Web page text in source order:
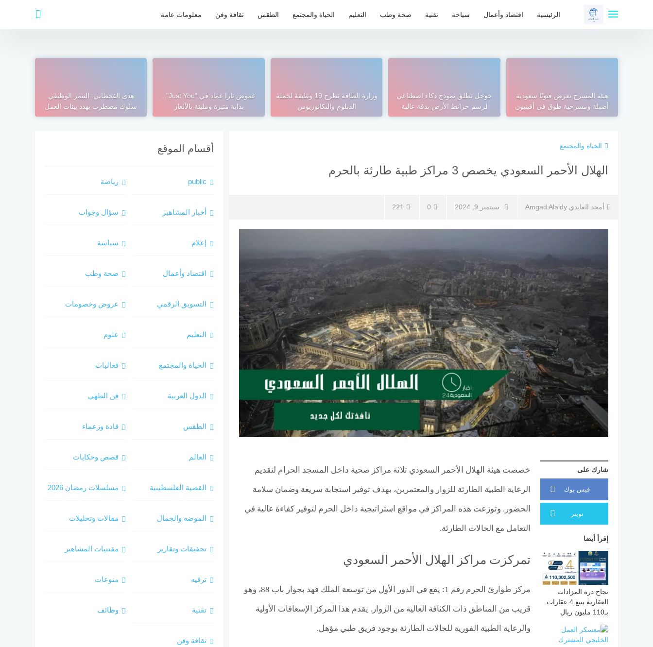
الرئيسية اقتصاد وأعمال سياحة تقنية صحة وطب التعليم الحياة والمجتمع الطقس ثقافة وفن معلومات عامة
هيئة المسرح تعرض فنونًا سعودية
أصيلة ومسرحية طوق في أفينيون
جوجل تطلق نموذج ذكاء اصطناعي
لرسم خرائط الأرض بدقة عالية
وزارة الطاقة تطرح 19 وظيفة لحملة
الدبلوم والبكالوريوس
غموض تارا عماد في “Just You”..
بداية مثيرة ومليئة بالألغاز
هدى القحطاني: التنمر الوظيفي
سلوك مضطرب يهدد بيئات العمل
الحياة والمجتمع
الهلال الأحمر السعودي يخصص 3 مراكز طبية طارئة بالحرم
أمجد العايدي Amgad Alaidy سبتمبر 9, 2024 0
221
شارك على
فيس بوك
تويتر
إقرأ أيضا
نجاح درة المزادات
العقارية ببيع 4 عقارات
بـ110 مليون ريال
خصصت هيئة الهلال الأحمر السعودي ثلاثة مراكز صحية داخل المسجد الحرام لتقديم
الرعاية الطبية الطارئة للزوار والمعتمرين، بهدف توفير استجابة سريعة وضمان سلامة
الحضور. وتوزعت هذه المراكز في مواقع استراتيجية داخل الحرم لتوفير كفاءة عالية في
التعامل مع الحالات الطارئة.
تمركزت مراكز الهلال الأحمر السعودي
مركز طوارئ الحرم رقم 1: يقع في الدور الأول من توسعة الملك فهد بجوار باب 88، وهو
قريب من المناطق ذات الكثافة العالية من الزوار. يقدم هذا المركز الإسعافات الأولية
والرعاية الطبية الفورية للحالات الطارئة بوجود فريق طبي مؤهل.
أقسام الموقع
public
أخبار المشاهير
إعلام
اقتصاد وأعمال
التسويق الرقمي
التعليم
الحياة والمجتمع
الدول العربية
الطقس
العالم
القضية الفلسطينية
الموضة والجمال
تحقيقات وتقارير
ترفيه
تقنية
ثقافة وفن
رياضة
سؤال وجواب
سياسة
صحة وطب
عروض وخصومات
علوم
فعاليات
فن الطهي
قادة وزعماء
قصص وحكايات
مسلسلات رمضان 2026
مقالات وتحليلات
مقتنيات المشاهير
منوعات
وظائف